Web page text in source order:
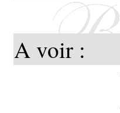
A voir :